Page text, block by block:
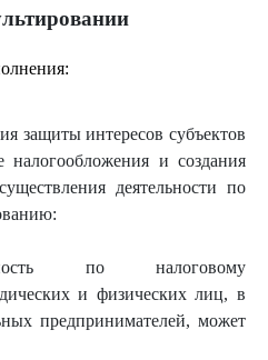
защиты интересов субъектов
налогообложения и создания
деятельности по
по налоговому
и физических лиц, в
предпринимателей, может